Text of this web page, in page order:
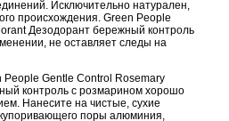
Исключительно натурален,
происхождения. Green People
Дезодорант бережный контроль
не оставляет следы на
People Gentle Control Rosemary
контроль с розмарином хорошо
Нанесите на чистые, сухие
поры алюминия,